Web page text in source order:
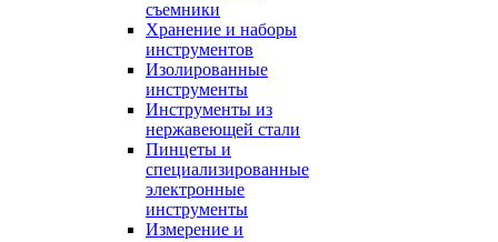
съемники
Хранение и наборы
инструментов
Изолированные
инструменты
Инструменты из
нержавеющей стали
Пинцеты и
специализированные
электронные
инструменты
Измерение и